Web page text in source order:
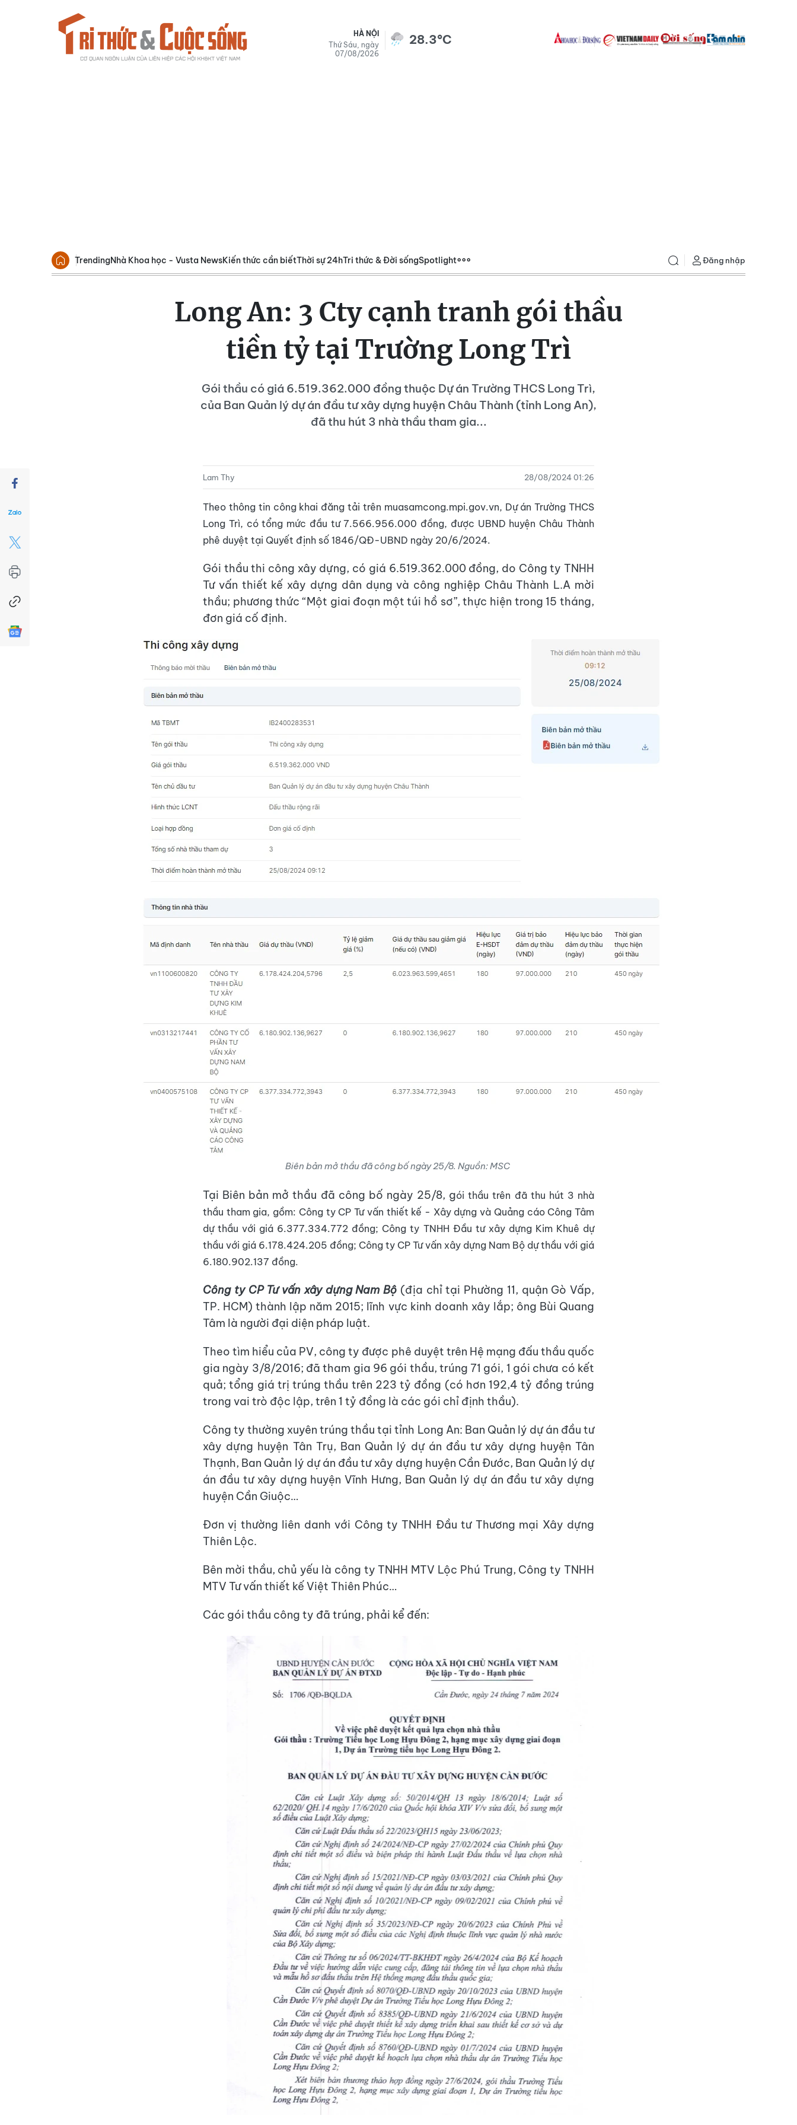
HÀ NỘI
Thứ Sáu, ngày
07/08/2026
28.3°C
TrendingNhà Khoa học - Vusta NewsKiến thức cần biếtThời sự 24hTri thức & Đời sốngSpotlight Đăng nhập
Long An: 3 Cty cạnh tranh gói thầu
tiền tỷ tại Trường Long Trì
Gói thầu có giá 6.519.362.000 đồng thuộc Dự án Trường THCS Long Trì,
của Ban Quản lý dự án đầu tư xây dựng huyện Châu Thành (tỉnh Long An),
đã thu hút 3 nhà thầu tham gia...
Lam Thy 28/08/2024 01:26
Theo thông tin công khai đăng tải trên muasamcong.mpi.gov.vn, Dự án Trường THCS
Long Trì, có tổng mức đầu tư 7.566.956.000 đồng, được UBND huyện Châu Thành
phê duyệt tại Quyết định số 1846/QĐ-UBND ngày 20/6/2024.
Gói thầu thi công xây dựng, có giá 6.519.362.000 đồng, do Công ty TNHH
Tư vấn thiết kế xây dựng dân dụng và công nghiệp Châu Thành L.A mời
thầu; phương thức “Một giai đoạn một túi hồ sơ”, thực hiện trong 15 tháng,
đơn giá cố định.
Biên bản mở thầu đã công bố ngày 25/8. Nguồn: MSC
Tại Biên bản mở thầu đã công bố ngày 25/8, gói thầu trên đã thu hút 3 nhà
thầu tham gia, gồm: Công ty CP Tư vấn thiết kế - Xây dựng và Quảng cáo Công Tâm
dự thầu với giá 6.377.334.772 đồng; Công ty TNHH Đầu tư xây dựng Kim Khuê dự
thầu với giá 6.178.424.205 đồng; Công ty CP Tư vấn xây dựng Nam Bộ dự thầu với giá
6.180.902.137 đồng.
Công ty CP Tư vấn xây dựng Nam Bộ (địa chỉ tại Phường 11, quận Gò Vấp,
TP. HCM) thành lập năm 2015; lĩnh vực kinh doanh xây lắp; ông Bùi Quang
Tâm là người đại diện pháp luật.
Theo tìm hiểu của PV, công ty được phê duyệt trên Hệ mạng đấu thầu quốc
gia ngày 3/8/2016; đã tham gia 96 gói thầu, trúng 71 gói, 1 gói chưa có kết
quả; tổng giá trị trúng thầu trên 223 tỷ đồng (có hơn 192,4 tỷ đồng trúng
trong vai trò độc lập, trên 1 tỷ đồng là các gói chỉ định thầu).
Công ty thường xuyên trúng thầu tại tỉnh Long An: Ban Quản lý dự án đầu tư
xây dựng huyện Tân Trụ, Ban Quản lý dự án đầu tư xây dựng huyện Tân
Thạnh, Ban Quản lý dự án đầu tư xây dựng huyện Cần Đước, Ban Quản lý dự
án đầu tư xây dựng huyện Vĩnh Hưng, Ban Quản lý dự án đầu tư xây dựng
huyện Cần Giuộc…
Đơn vị thường liên danh với Công ty TNHH Đầu tư Thương mại Xây dựng
Thiên Lộc.
Bên mời thầu, chủ yếu là công ty TNHH MTV Lộc Phú Trung, Công ty TNHH
MTV Tư vấn thiết kế Việt Thiên Phúc…
Các gói thầu công ty đã trúng, phải kể đến: